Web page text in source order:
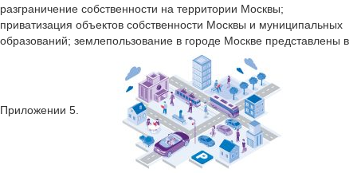
разграничение собственности на территории Москвы;
приватизация объектов собственности Москвы и муниципальных
образований; землепользование в городе Москве представлены в
Приложении 5.